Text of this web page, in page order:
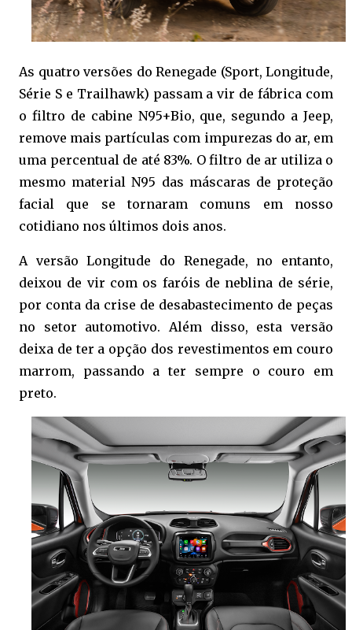
As quatro versões do Renegade (Sport, Longitude,
Série S e Trailhawk) passam a vir de fábrica com
o filtro de cabine N95+Bio, que, segundo a Jeep,
remove mais partículas com impurezas do ar, em
uma percentual de até 83%. O filtro de ar utiliza o
mesmo material N95 das máscaras de proteção
facial que se tornaram comuns em nosso
cotidiano nos últimos dois anos.
A versão Longitude do Renegade, no entanto,
deixou de vir com os faróis de neblina de série,
por conta da crise de desabastecimento de peças
no setor automotivo. Além disso, esta versão
deixa de ter a opção dos revestimentos em couro
marrom, passando a ter sempre o couro em
preto.